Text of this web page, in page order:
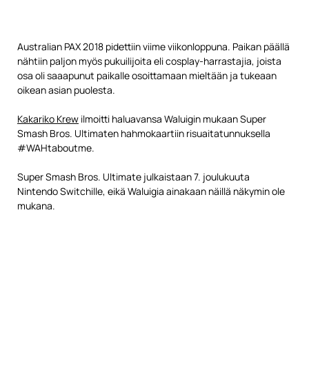
Australian PAX 2018 pidettiin viime viikonloppuna. Paikan päällä
nähtiin paljon myös pukuilijoita eli cosplay-harrastajia, joista
osa oli saaapunut paikalle osoittamaan mieltään ja tukeaan
oikean asian puolesta.
Kakariko Krew ilmoitti haluavansa Waluigin mukaan Super
Smash Bros. Ultimaten hahmokaartiin risuaitatunnuksella
#WAHtaboutme.
Super Smash Bros. Ultimate julkaistaan 7. joulukuuta
Nintendo Switchille, eikä Waluigia ainakaan näillä näkymin ole
mukana.